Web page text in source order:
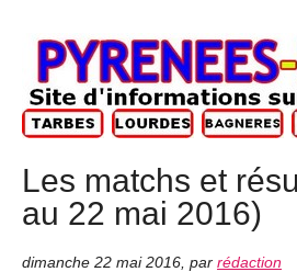
Les matchs et
au 22 mai 2016)
dimanche 22 mai 2016 par rédaction